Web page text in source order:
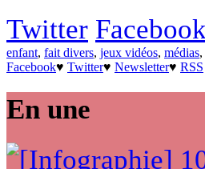
Twitter
enfant, fait divers, jeux vidéos, médias,
Facebook♥ Twitter♥ Newsletter♥ RSS
En une